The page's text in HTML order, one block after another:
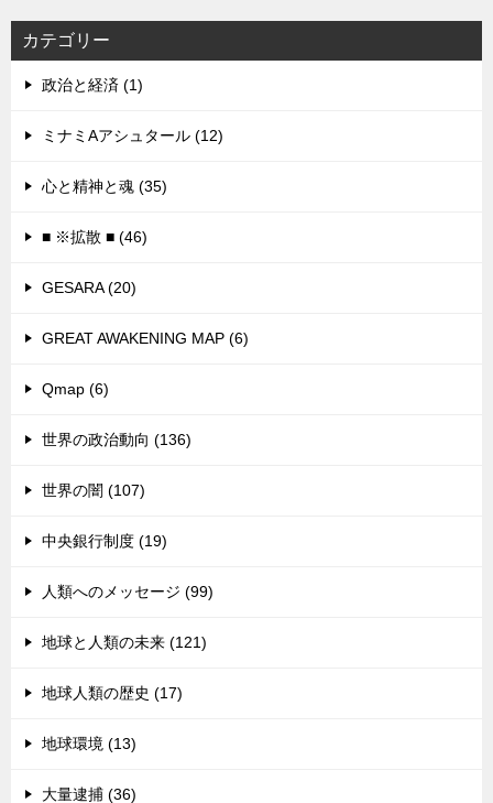
カテゴリー
政治と経済 (1)
ミナミAアシュタール (12)
心と精神と魂 (35)
■ ※拡散 ■ (46)
GESARA (20)
GREAT AWAKENING MAP (6)
Qmap (6)
世界の政治動向 (136)
世界の闇 (107)
中央銀行制度 (19)
人類へのメッセージ (99)
地球と人類の未来 (121)
地球人類の歴史 (17)
地球環境 (13)
大量逮捕 (36)